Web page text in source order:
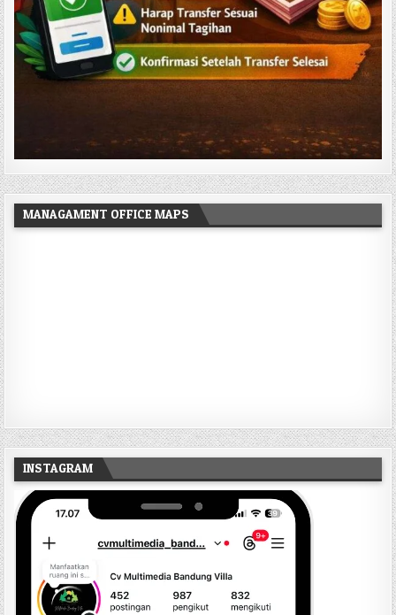
MANAGAMENT OFFICE MAPS
INSTAGRAM